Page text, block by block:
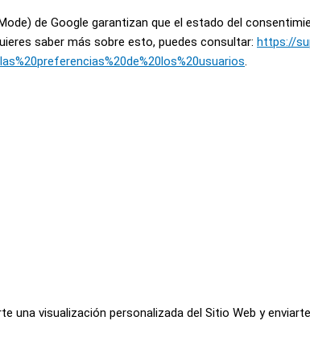
de Google garantizan que el estado del
saber más sobre esto, puedes consultar: https://
.
una visualización personalizada del Sitio Web y